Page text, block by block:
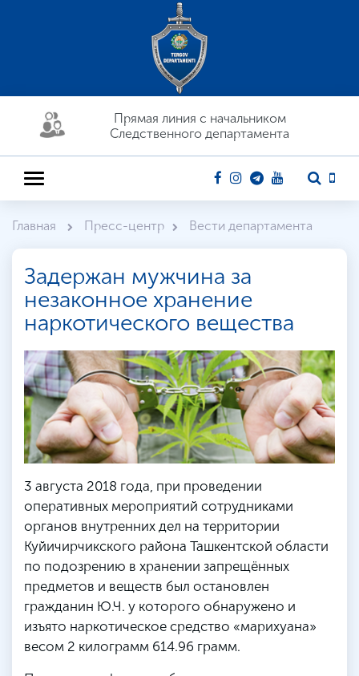
Прямая линия c начальником
Следственного департамента
Главная Пресс-центр Вести департамента
Задержан мужчина за
незаконное хранение
наркотического вещества
3 августа 2018 года, при проведении
оперативных мероприятий сотрудниками
органов внутренних дел на территории
Куйичирчикского района Ташкентской области
по подозрению в хранении запрещённых
предметов и веществ был остановлен
гражданин Ю.Ч. у которого обнаружено и
изъято наркотическое средство «марихуана»
весом 2 килограмм 614.96 грамм.